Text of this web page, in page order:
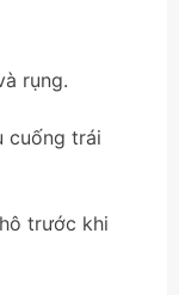
rụng.
cuống trái
trước khi